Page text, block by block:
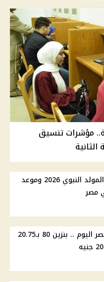
للهندسة.. مؤشرات تنسيق
موقف ترحيل إجازة المولد النبوي 2026 وموعد
مصر
أسعار الوقود في مصر اليوم .. بنزين 80 بـ20.75